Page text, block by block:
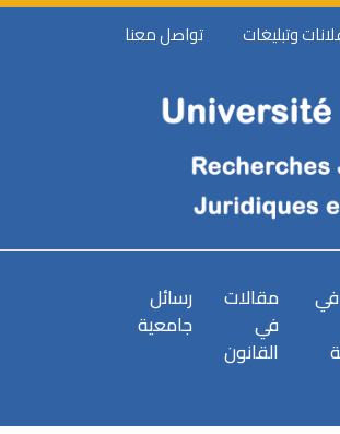
وتبليغات تواصل معنا
مقالات
في
القانون
رسائل
جامعية